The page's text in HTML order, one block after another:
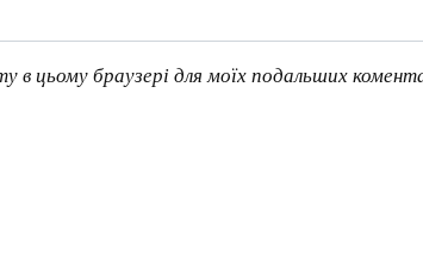
цьому браузері для моїх подальших